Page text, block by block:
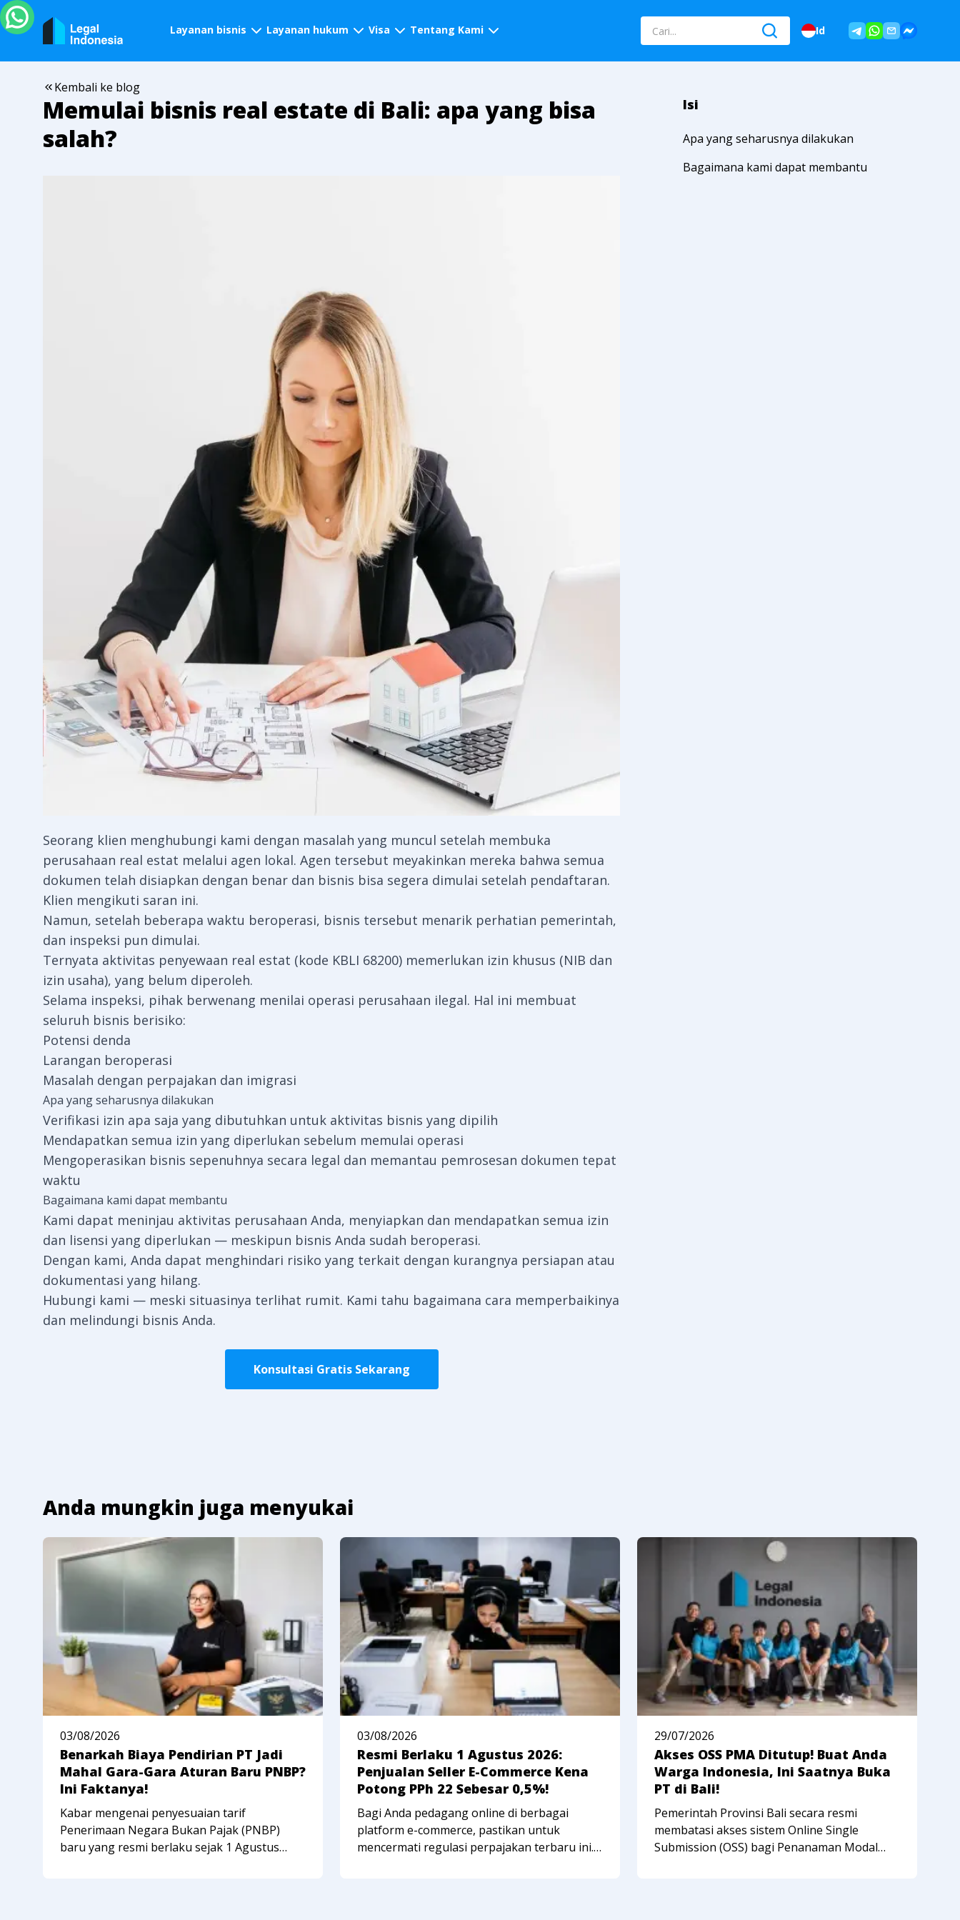
Layanan bisnis Layanan hukum Visa Tentang Kami Id
Kembali ke blog
Memulai bisnis real estate di Bali: apa yang bisa
salah?
Seorang klien menghubungi kami dengan masalah yang muncul setelah membuka
perusahaan real estat melalui agen lokal. Agen tersebut meyakinkan mereka bahwa semua
dokumen telah disiapkan dengan benar dan bisnis bisa segera dimulai setelah pendaftaran.
Klien mengikuti saran ini.
Namun, setelah beberapa waktu beroperasi, bisnis tersebut menarik perhatian pemerintah,
dan inspeksi pun dimulai.
Ternyata aktivitas penyewaan real estat (kode KBLI 68200) memerlukan izin khusus (NIB dan
izin usaha), yang belum diperoleh.
Selama inspeksi, pihak berwenang menilai operasi perusahaan ilegal. Hal ini membuat
seluruh bisnis berisiko:
Potensi denda
Larangan beroperasi
Masalah dengan perpajakan dan imigrasi
Apa yang seharusnya dilakukan
Verifikasi izin apa saja yang dibutuhkan untuk aktivitas bisnis yang dipilih
Mendapatkan semua izin yang diperlukan sebelum memulai operasi
Mengoperasikan bisnis sepenuhnya secara legal dan memantau pemrosesan dokumen tepat
waktu
Bagaimana kami dapat membantu
Kami dapat meninjau aktivitas perusahaan Anda, menyiapkan dan mendapatkan semua izin
dan lisensi yang diperlukan — meskipun bisnis Anda sudah beroperasi.
Dengan kami, Anda dapat menghindari risiko yang terkait dengan kurangnya persiapan atau
dokumentasi yang hilang.
Hubungi kami — meski situasinya terlihat rumit. Kami tahu bagaimana cara memperbaikinya
dan melindungi bisnis Anda.
Konsultasi Gratis Sekarang
Isi
Apa yang seharusnya dilakukan
Bagaimana kami dapat membantu
Anda mungkin juga menyukai
03/08/2026
Benarkah Biaya Pendirian PT Jadi
Mahal Gara-Gara Aturan Baru PNBP?
Ini Faktanya!
Kabar mengenai penyesuaian tarif
Penerimaan Negara Bukan Pajak (PNBP)
baru yang resmi berlaku sejak 1 Agustus
03/08/2026
Resmi Berlaku 1 Agustus 2026:
Penjualan Seller E-Commerce Kena
Potong PPh 22 Sebesar 0,5%!
Bagi Anda pedagang online di berbagai
platform e-commerce, pastikan untuk
mencermati regulasi perpajakan terbaru ini.
29/07/2026
Akses OSS PMA Ditutup! Buat Anda
Warga Indonesia, Ini Saatnya Buka
PT di Bali!
Pemerintah Provinsi Bali secara resmi
membatasi akses sistem Online Single
Submission (OSS) bagi Penanaman Modal